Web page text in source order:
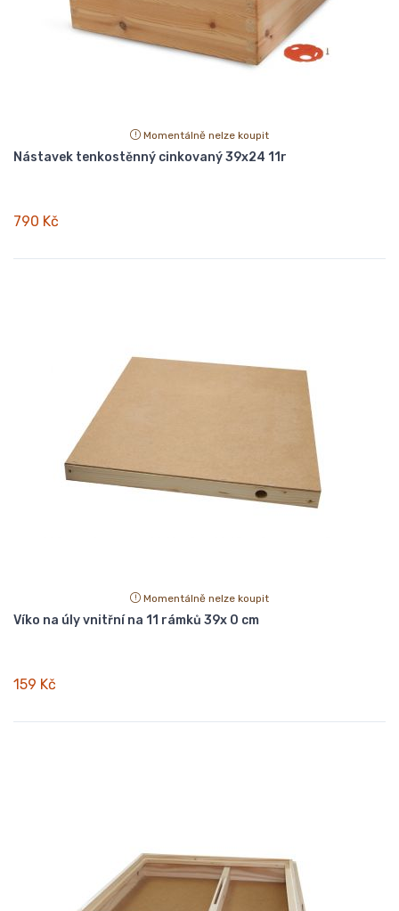
Momentálně nelze koupit
Nástavek tenkostěnný cinkovaný 39x24 11r
790 Kč
Momentálně nelze koupit
Víko na úly vnitřní na 11 rámků 39x 0 cm
159 Kč